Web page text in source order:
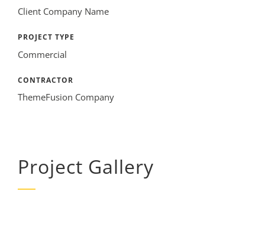
Client Company Name
PROJECT TYPE
Commercial
CONTRACTOR
ThemeFusion Company
Project Gallery